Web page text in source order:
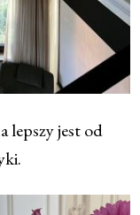
lepszy jest od